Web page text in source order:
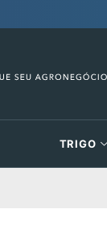
TRIGO